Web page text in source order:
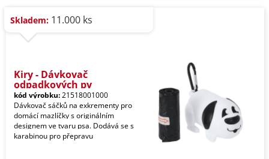
Skladem: 11.000 ks
Kiry - Dávkovač
odpadkových py
kód výrobku:21518001000
Dávkovač sáčků na exkrementy pro
domácí mazlíčky s originálním
designem ve tvaru psa. Dodává se s
karabinou pro přepravu